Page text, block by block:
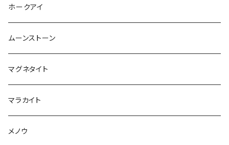
ホークアイ
ムーンストーン
マグネタイト
マラカイト
メノウ